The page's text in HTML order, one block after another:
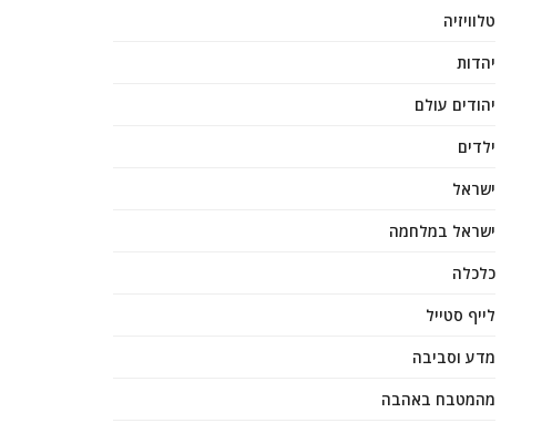
טלוויזיה
יהדות
יהודים עולם
ילדים
ישראל
ישראל במלחמה
כלכלה
לייף סטייל
מדע וסביבה
מהמטבח באהבה